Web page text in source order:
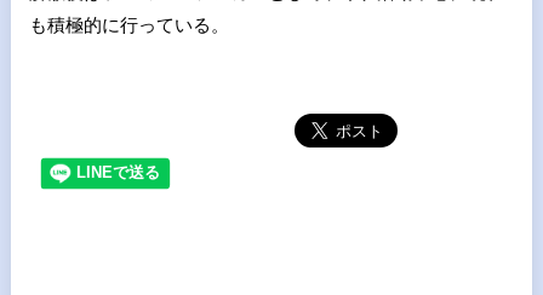
も積極的に行っている。